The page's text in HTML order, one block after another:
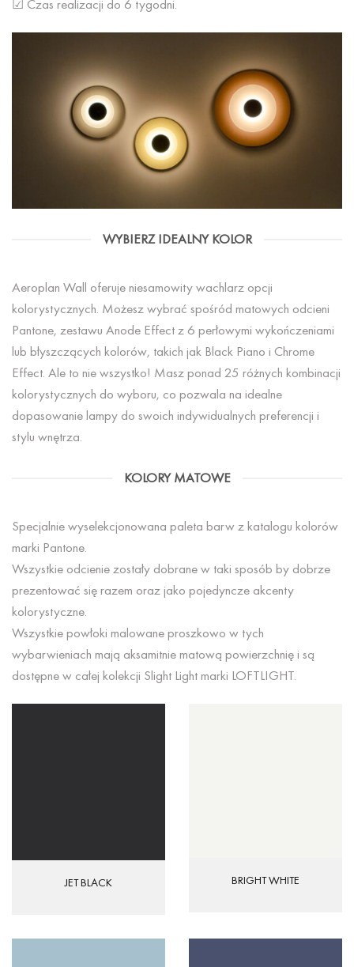
☑ Czas realizacji do 6 tygodni.
WYBIERZ IDEALNY KOLOR
Aeroplan Wall oferuje niesamowity wachlarz opcji
kolorystycznych. Możesz wybrać spośród matowych odcieni
Pantone, zestawu Anode Effect z 6 perłowymi wykończeniami
lub błyszczących kolorów, takich jak Black Piano i Chrome
Effect. Ale to nie wszystko! Masz ponad 25 różnych kombinacji
kolorystycznych do wyboru, co pozwala na idealne
dopasowanie lampy do swoich indywidualnych preferencji i
stylu wnętrza.
KOLORY MATOWE
Specjalnie wyselekcjonowana paleta barw z katalogu kolorów
marki Pantone.
Wszystkie odcienie zostały dobrane w taki sposób by dobrze
prezentować się razem oraz jako pojedyncze akcenty
kolorystyczne.
Wszystkie powłoki malowane proszkowo w tych
wybarwieniach mają aksamitnie matową powierzchnię i są
dostępne w całej kolekcji Slight Light marki LOFTLIGHT.
JET BLACK BRIGHT WHITE